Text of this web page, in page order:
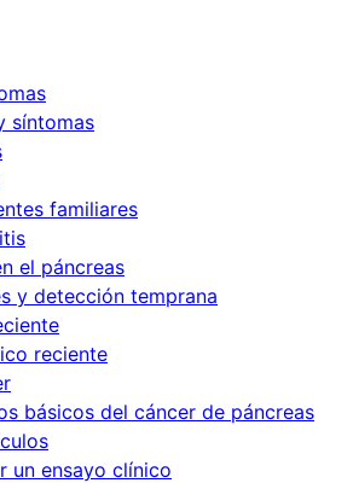
síntomas
familiares
el páncreas
y detección temprana
reciente
básicos del cáncer de páncreas
un ensayo clínico